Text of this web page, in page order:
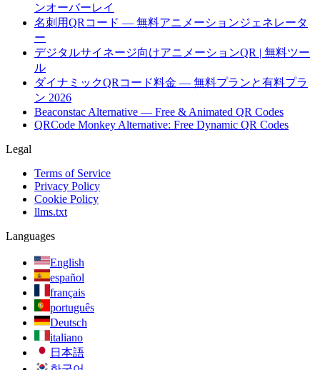
ンオーバーレイ
名刺用QRコード — 無料アニメーションジェネレータ
ー
デジタルサイネージ向けアニメーションQR | 無料ツー
ル
ダイナミックQRコード料金 — 無料プランと有料プラ
ン 2026
Beaconstac Alternative — Free & Animated QR Codes
QRCode Monkey Alternative: Free Dynamic QR Codes
Legal
Terms of Service
Privacy Policy
Cookie Policy
llms.txt
Languages
English
español
français
português
Deutsch
italiano
日本語